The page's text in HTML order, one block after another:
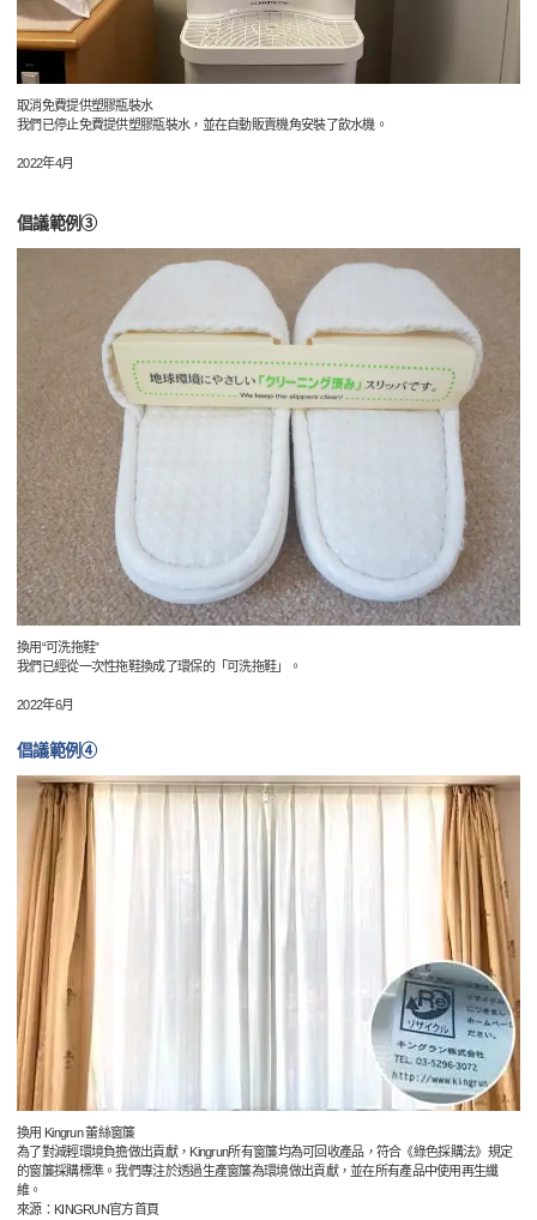
取消免費提供塑膠瓶裝水
我們已停止免費提供塑膠瓶裝水，並在自動販賣機角安裝了飲水機。
2022年4月
倡議範例③
換用“可洗拖鞋”
我們已經從一次性拖鞋換成了環保的「可洗拖鞋」。
2022年6月
倡議範例④
換用 Kingrun 蕾絲窗簾
為了對減輕環境負擔做出貢獻，Kingrun所有窗簾均為可回收產品，符合《綠色採購法》規定
的窗簾採購標準。我們專注於透過生產窗簾為環境做出貢獻，並在所有產品中使用再生纖
維。
來源：KINGRUN官方首頁